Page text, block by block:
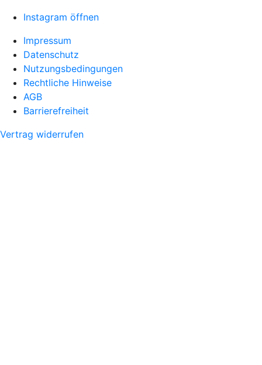
Instagram öffnen
Impressum
Datenschutz
Nutzungsbedingungen
Rechtliche Hinweise
AGB
Barrierefreiheit
Vertrag widerrufen